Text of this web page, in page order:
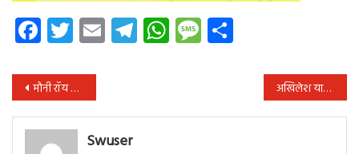
Facebook
Twitter
EmailTelegram
WhatsApp
Message
पोस्ट
नेविगेशन
मौनी रॉय ने तलाक की खबरों के बीच शेयर किया नया पोस्ट, पति सूरज नांबियार ने डिलीट किया इंस्टाग्राम अकाउंट अखिलेश यादव के सौतेले भाई प्रतीक यादव का निधन, समाजवादी पार्टी में शोक की लहर
Swuser